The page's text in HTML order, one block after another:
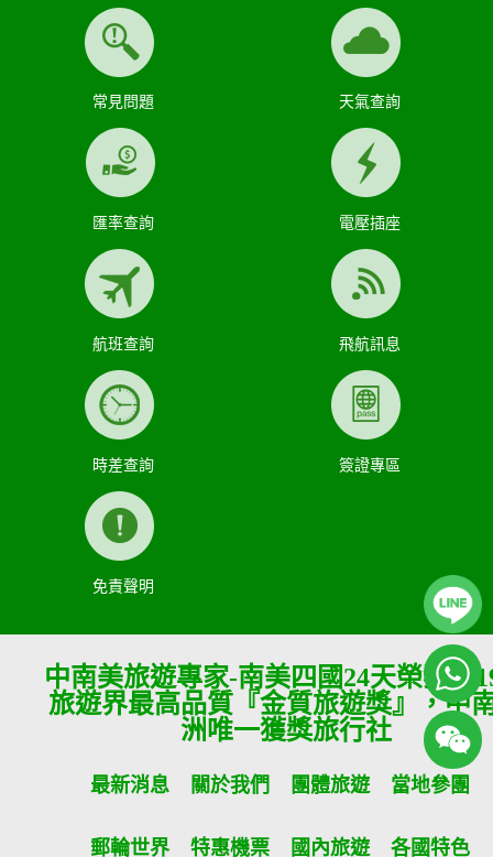
常見問題 天氣查詢
匯率查詢 電壓插座
航班查詢 飛航訊息
時差查詢 簽證專區
免責聲明
中南美旅遊專家-南美四國24天榮獲
旅遊界最高品質『金質旅遊獎』，中
洲唯一獲獎旅行社
最新消息 關於我們 團體旅遊 當地參團
郵輪世界 特惠機票 國內旅遊 各國特色